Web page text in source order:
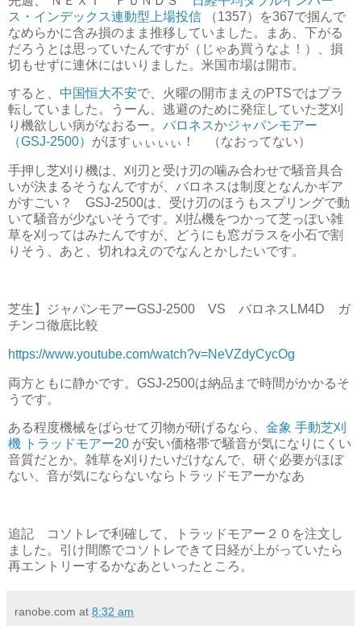
ス・インデックス連動型上場投信 （1357）を367で掴んで
なめらかに含み損のまま推移していました。まあ、下がる
だろうとは思っていたんですが（じゃあ買うなよ！）、損
切もせずに連休にはいりました。米国市場は開市。
すると、 中国恒大不安で、火曜の開市まえのPTSではプラ
転していました。うーん、逃避のために発症していた芝刈
り機欲しい病がなおるー。 バロネスかジャパンモアー
（GSJ-2500） がほすぃぃぃぃ！ （なおってない）
手押し芝刈り機は、刈刃と受け刃の噛み合わせで騒音具合
いが決まるそうなんですが、バロネスは制度となんかギア
がすごい？ GSJ-2500は、受け刃のほうもスプリングで動
いて騒音が少ないそうです。刈払機をつかって芝っぽい雑
草を刈ってはみたんですが、どうにも窓ガラスを小石で割
りそう、あと、切れねえのでなんとかしたいです。
芝生】ジャパンモアーGSJ-2500 VS バロネスLM4D ガ
チンコ徹底比較
https://www.youtube.com/watch?v=NeVZdyCycOg
両方ともに静かです。GSJ-2500は納品まで時間がかかるそ
うです。
ある程度機械をばらせて刃物が研げるなら、 金象 手動芝刈
機 トラッドモアー20 が安い価格帯で騒音が気になりにくい
音質だとか。雑草を刈りたいだけなんで、研ぐ必要がほぼ
ない、音が気にならないならトラッドモアーかなあ
追記 コソトレで利確して、トラッドモアー２０を注文し
ました。引け間際でコソトレできて日経が上がっていたら
再エントリーするかなあといったところ。
ranobe.com at 8:32 am